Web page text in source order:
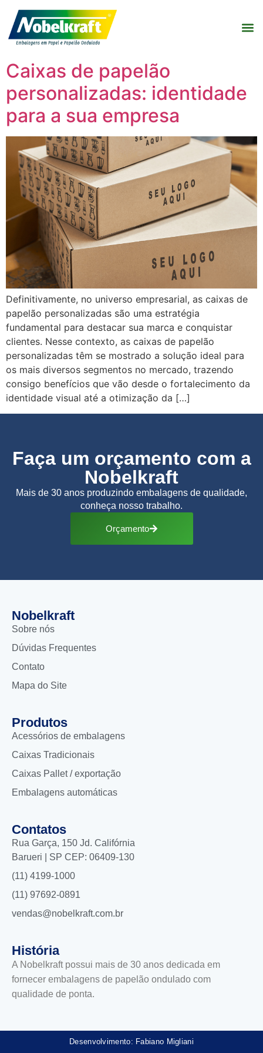
Caixas de papelão
personalizadas: identidade
para a sua empresa
Definitivamente, no universo empresarial, as caixas de
papelão personalizadas são uma estratégia
fundamental para destacar sua marca e conquistar
clientes. Nesse contexto, as caixas de papelão
personalizadas têm se mostrado a solução ideal para
os mais diversos segmentos no mercado, trazendo
consigo benefícios que vão desde o fortalecimento da
identidade visual até a otimização da […]
Faça um orçamento com a
Nobelkraft
Mais de 30 anos produzindo embalagens de qualidade,
conheça nosso trabalho.
Orçamento
Nobelkraft
Sobre nós
Dúvidas Frequentes
Contato
Mapa do Site
Produtos
Acessórios de embalagens
Caixas Tradicionais
Caixas Pallet / exportação
Embalagens automáticas
Contatos
Rua Garça, 150 Jd. Califórnia
Barueri | SP CEP: 06409-130
(11) 4199-1000
(11) 97692-0891
vendas@nobelkraft.com.br
História
A Nobelkraft possui mais de 30 anos dedicada em
fornecer embalagens de papelão ondulado com
qualidade de ponta.
Desenvolvimento: Fabiano Migliani